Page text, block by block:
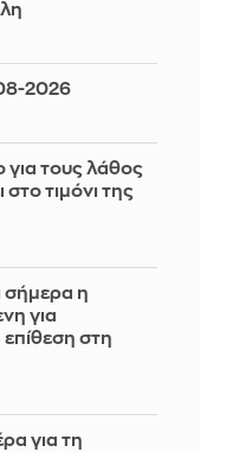
2026
για τους λάθος
τιμόνι της
σήμερα η
για
στη
για τη